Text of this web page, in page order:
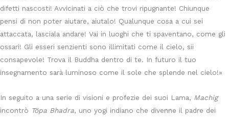
difetti nascosti! Avvicinati a ciò che trovi ripugnante! Chiunque
pensi di non poter aiutare, aiutalo! Qualunque cosa a cui sei
attaccata, lasciala andare! Vai in luoghi che ti spaventano, come gli
ossari! Gli esseri senzienti sono illimitati come il cielo, sii
consapevole! Trova il Buddha dentro di te. In futuro il tuo
insegnamento sarà luminoso come il sole che splende nel cielo!»
In seguito a una serie di visioni e profezie dei suoi Lama, Machig
incontrò Töpa Bhadra, uno yogi indiano che divenne il padre dei